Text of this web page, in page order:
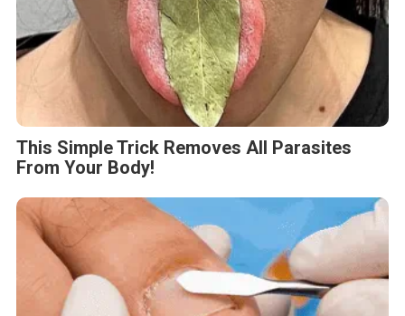
This Simple Trick Removes All Parasites
From Your Body!